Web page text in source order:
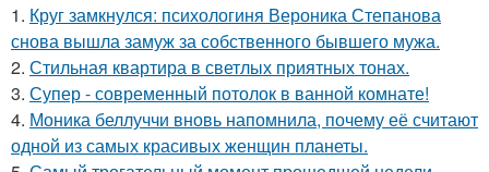
1. Круг замкнулся: психологиня Вероника Степанова
снова вышла замуж за собственного бывшего мужа.
2. Стильная квартира в светлых приятных тонах.
3. Супер - современный потолок в ванной комнате!
4. Моника беллуччи вновь напомнила, почему её считают
одной из самых красивых женщин планеты.